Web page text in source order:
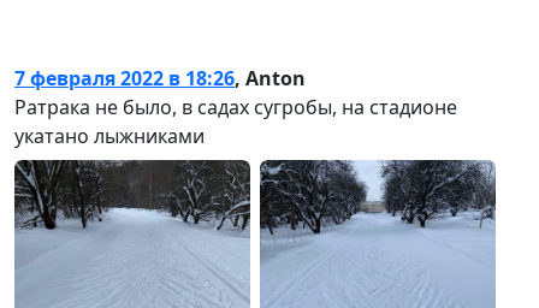
7 февраля 2022 в 18:26, Anton
Ратрака не было, в садах сугробы, на стадионе
укатано лыжниками